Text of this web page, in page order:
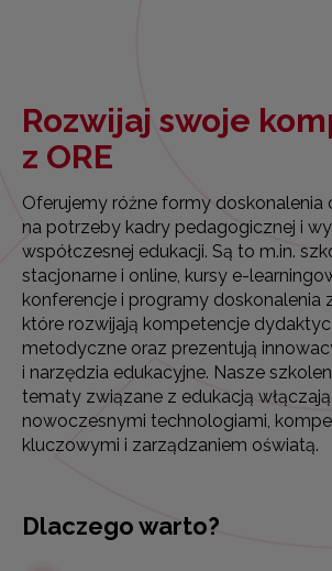
Rozwijaj swoje
z ORE
Oferujemy różne formy doskonalenia
na potrzeby kadry pedagogicznej i
współczesnej edukacji. Są to m.in.
stacjonarne i online, kursy e-
konferencje i programy doskonalenia
które rozwijają kompetencje
metodyczne oraz prezentują
i narzędzia edukacyjne. Nasze
tematy związane z edukacją
nowoczesnymi technologiami,
kluczowymi i zarządzaniem oświatą.
Dlaczego warto?